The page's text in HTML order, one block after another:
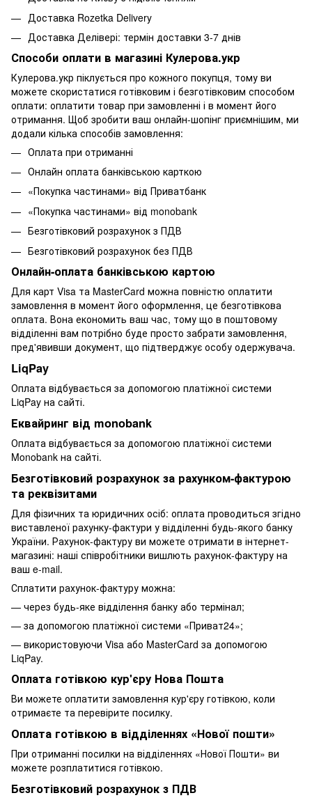
Доставка Rozetka Delivery
Доставка Делівері: термін доставки 3-7 днів
Способи оплати в магазині Кулерова.укр
Кулерова.укр піклується про кожного покупця, тому ви
можете скористатися готівковим і безготівковим способом
оплати: оплатити товар при замовленні і в момент його
отримання. Щоб зробити ваш онлайн-шопінг приємнішим, ми
додали кілька способів замовлення:
Оплата при отриманні
Онлайн оплата банківською карткою
«Покупка частинами» від Приватбанк
«Покупка частинами» від monobank
Безготівковий розрахунок з ПДВ
Безготівковий розрахунок без ПДВ
Онлайн-оплата банківською картою
Для карт Visa та MasterCard можна повністю оплатити
замовлення в момент його оформлення, це безготівкова
оплата. Вона економить ваш час, тому що в поштовому
відділенні вам потрібно буде просто забрати замовлення,
пред'явивши документ, що підтверджує особу одержувача.
LiqPay
Оплата відбувається за допомогою платіжної системи
LiqPay на сайті.
Еквайринг від monobank
Оплата відбувається за допомогою платіжної системи
Monobank на сайті.
Безготівковий розрахунок за рахунком-фактурою
та реквізитами
Для фізичних та юридичних осіб: оплата проводиться згідно
виставленої рахунку-фактури у відділенні будь-якого банку
України. Рахунок-фактуру ви можете отримати в інтернет-
магазині: наші співробітники вишлють рахунок-фактуру на
ваш e-mail.
Сплатити рахунок-фактуру можна:
— через будь-яке відділення банку або термінал;
— за допомогою платіжної системи «Приват24»;
— використовуючи Visa або MasterCard за допомогою
LiqPay.
Оплата готівкою кур'єру Нова Пошта
Ви можете оплатити замовлення кур'єру готівкою, коли
отримаєте та перевірите посилку.
Оплата готівкою в відділеннях «Нової пошти»
При отриманні посилки на відділеннях «Нової Пошти» ви
можете розплатитися готівкою.
Безготівковий розрахунок з ПДВ